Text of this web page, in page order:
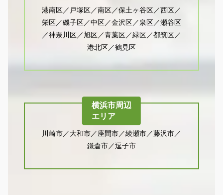
港南区／戸塚区／南区／保土ヶ谷区／西区／
栄区／磯子区／中区／金沢区／泉区／瀬谷区
／神奈川区／旭区／青葉区／緑区／都筑区／
港北区／鶴見区
横浜市周辺
エリア
川崎市／大和市／座間市／綾瀬市／藤沢市／
鎌倉市／逗子市